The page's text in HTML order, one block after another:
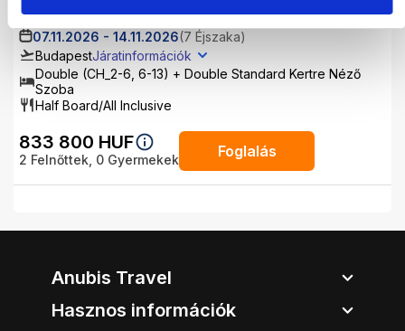
07.11.2026 - 14.11.2026(7 Éjszaka)
BudapestJáratinformációk
Double (CH_2-6, 6-13) + Double Standard Kertre Néző
Szoba
Half Board/All Inclusive
833 800 HUF
2 Felnőttek, 0 Gyermekek Foglalás
Anubis Travel
Hasznos információk